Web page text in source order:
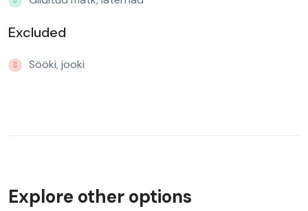
Excluded
Sööki, jooki
Explore other options